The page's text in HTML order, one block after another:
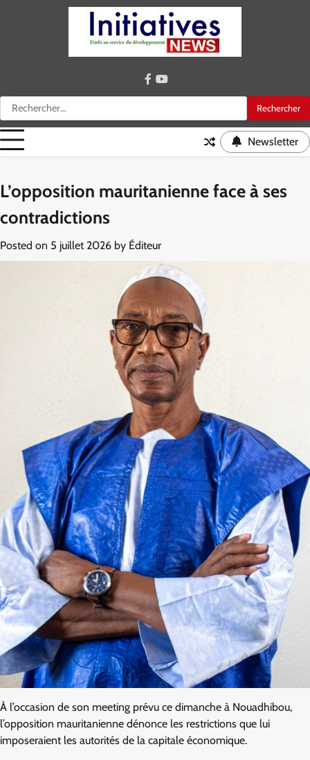
Rechercher :
facebook
youtube
Newsletter
L’opposition mauritanienne face à ses
contradictions
Posted on 5 juillet 2026 by Éditeur
À l’occasion de son meeting prévu ce dimanche à Nouadhibou,
l’opposition mauritanienne dénonce les restrictions que lui
imposeraient les autorités de la capitale économique.